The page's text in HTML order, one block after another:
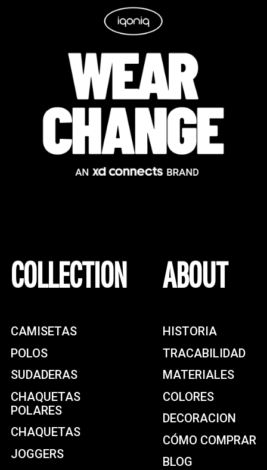
COLLECTION
CAMISETAS
POLOS
SUDADERAS
CHAQUETAS
POLARES
CHAQUETAS
JOGGERS
ABOUT
HISTORIA
TRACABILIDAD
MATERIALES
COLORES
DECORACION
CÓMO COMPRAR
BLOG